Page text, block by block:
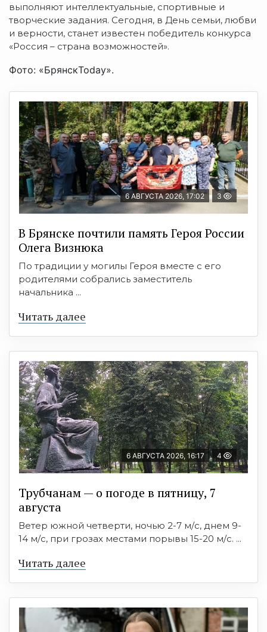
выполняют интеллектуальные, спортивные и
творческие задания. Сегодня, в День семьи, любви
и верности, станет известен победитель конкурса
«Россия – страна возможностей».
Фото: «БрянскToday».
6 АВГУСТА 2026, 17:02 3
В Брянске почтили память Героя России
Олега Визнюка
По традиции у могилы Героя вместе с его
родителями собрались заместитель
начальника ...
Читать далее
6 АВГУСТА 2026, 16:17 4
Трубчанам — о погоде в пятницу, 7
августа
Ветер южной четверти, ночью 2-7 м/с, днем 9-
14 м/с, при грозах местами порывы 15-20 м/с. ...
Читать далее